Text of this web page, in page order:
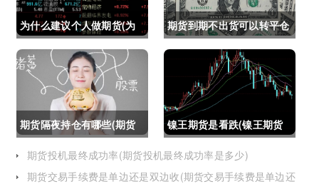
为什么建议个人做期货(为
什么建议个人做期货交易)
期货到期不出货可以转平仓
吗吗(期货如果到期不平仓
怎么办)
期货隔夜持仓有哪些(期货
隔夜持仓有哪些风险)
镍王期货是看跌(镍王期货
是看跌还是看涨)
期货投机最终成功率(期货投机最终成功率是多少)
期货交易手续费是单边还是双边收(期货交易手续费是单边还